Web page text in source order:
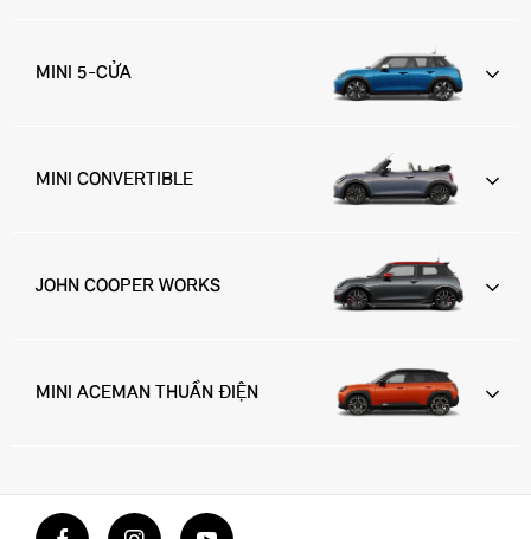
MINI 5-CỬA
MINI CONVERTIBLE
JOHN COOPER WORKS
MINI ACEMAN THUẦN ĐIỆN